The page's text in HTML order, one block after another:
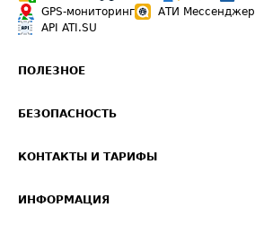
GPS-мониторинг
АТИ Мессенджер
API ATI.SU
ПОЛЕЗНОЕ
Звезды ATI.SU на вашем сайте
Средние ставки
БЕЗОПАСНОСТЬ
Светофор+
КОНТАКТЫ И ТАРИФЫ
ИНФОРМАЦИЯ